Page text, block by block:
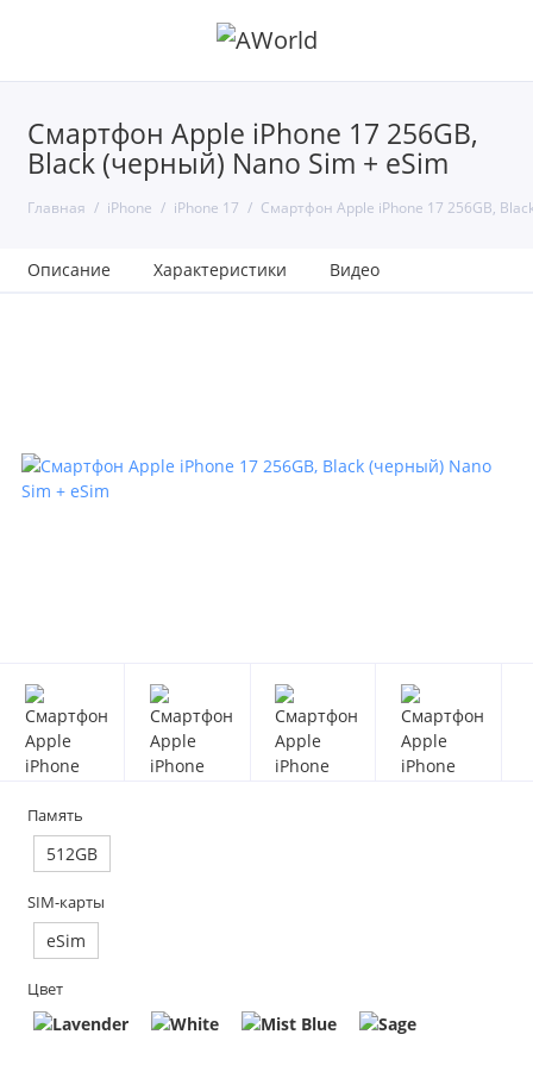
Смартфон Apple iPhone 17 256GB,
Black (черный) Nano Sim + eSim
Главная iPhone iPhone 17 Смартфон Apple iPhone 17 256GB,
Описание Характеристики Видео
Память
512GB
SIM-карты
eSim
Цвет